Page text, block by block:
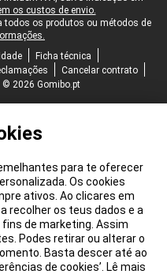
os custos de envio.
todos os produtos ou métodos de
Ficha técnica
Cancelar contrato
© 2026 Gomibo.pt
para te oferecer
Os cookies
ativos. Ao clicares em
recolher os teus dados e a
de marketing. Assim
Podes retirar ou alterar o
Basta descer até ao
de cookies’. Lê mais